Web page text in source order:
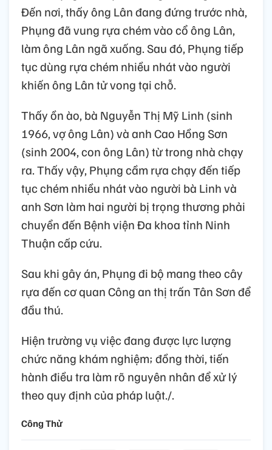
Đến nơi, thấy ông Lân đang đứng trước nhà,
Phụng đã vung rựa chém vào cổ ông Lân,
làm ông Lân ngã xuống. Sau đó, Phụng tiếp
tục dùng rựa chém nhiều nhát vào người
khiến ông Lân tử vong tại chỗ.
Thấy ồn ào, bà Nguyễn Thị Mỹ Linh (sinh
1966, vợ ông Lân) và anh Cao Hồng Sơn
(sinh 2004, con ông Lân) từ trong nhà chạy
ra. Thấy vậy, Phụng cầm rựa chạy đến tiếp
tục chém nhiều nhát vào người bà Linh và
anh Sơn làm hai người bị trọng thương phải
chuyển đến Bệnh viện Đa khoa tỉnh Ninh
Thuận cấp cứu.
Sau khi gây án, Phụng đi bộ mang theo cây
rựa đến cơ quan Công an thị trấn Tân Sơn để
đầu thú.
Hiện trường vụ việc đang được lực lượng
chức năng khám nghiệm; đồng thời, tiến
hành điều tra làm rõ nguyên nhân để xử lý
theo quy định của pháp luật./.
Công Thử